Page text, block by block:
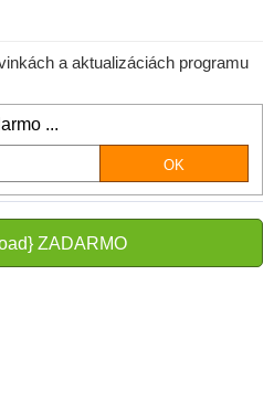
a aktualizáciách programu
...
ZADARMO